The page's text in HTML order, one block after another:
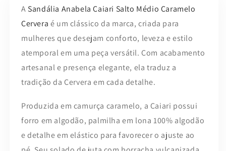
A Sandália Anabela Caiari Salto Médio Caramelo
Cervera é um clássico da marca, criada para
mulheres que desejam conforto, leveza e estilo
atemporal em uma peça versátil. Com acabamento
artesanal e presença elegante, ela traduz a
tradição da Cervera em cada detalhe.
Produzida em camurça caramelo, a Caiari possui
forro em algodão, palmilha em lona 100% algodão
e detalhe em elástico para favorecer o ajuste ao